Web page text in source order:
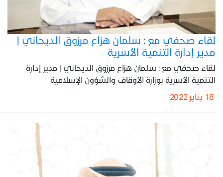
لقاء صحفي مع : سلمان هزاع مرزوق الديحاني |
مدير إدارة التنمية الأسرية
لقاء صحفي مع : سلمان هزاع مرزوق الديحاني | مدير إدارة
التنمية الأسرية بوزارة الأوقاف والشؤون الإسلامية